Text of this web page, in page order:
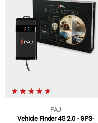
PAJ
Vehicle Finder 4G 2.0 - GPS-